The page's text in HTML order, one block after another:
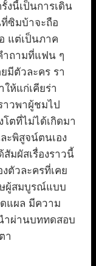
งนี้เป็นการเดิน
ซิมบ้าจะถือ
แต่เป็นภาค
ำถามที่แฟน ๆ
มีตัวละคร รา
ห้แก่เคียร่า
าวพาผู้ชมไป
ตที่ไม่ได้เกิดมา
ะพิสูจน์ตนเอง
มผัสเรื่องราวนี้
ตัวละครที่เคย
ผู้สมบูรณ์แบบ
แผล มีความ
ำผ่านบททดสอบ
า